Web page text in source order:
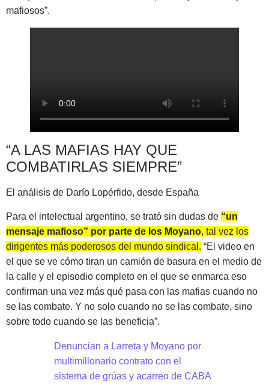
mafiosos”.
“A LAS MAFIAS HAY QUE
COMBATIRLAS SIEMPRE”
El análisis de Darío Lopérfido, desde España
Para el intelectual argentino, se trató sin dudas de “un
mensaje mafioso” por parte de los Moyano, tal vez los
dirigentes más poderosos del mundo sindical. “El video en
el que se ve cómo tiran un camión de basura en el medio de
la calle y el episodio completo en el que se enmarca eso
confirman una vez más qué pasa con las mafias cuando no
se las combate. Y no solo cuando no se las combate, sino
sobre todo cuando se las beneficia”.
Denuncian a Larreta y Moyano por
multimillonario contrato con el
sistema de grúas y acarreo de CABA